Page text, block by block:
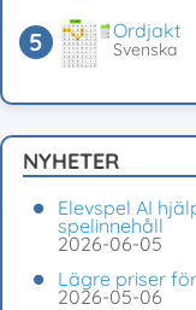
Ordjakt
Svenska
NYHETER
Elevspel AI
spelinnehåll
2026-06-05
Lägre priser
2026-05-06